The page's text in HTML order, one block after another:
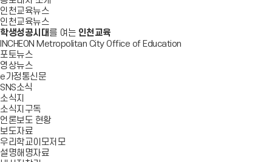
인천교육뉴스
인천교육뉴스
학생성공시대 를 여는 인천교육
INCHEON Metropolitan City Office of Education
포토뉴스
영상뉴스
e가정통신문
SNS소식
소식지
소식지구독
언론보도 현황
보도자료
우리학교이모저모
설명해명자료